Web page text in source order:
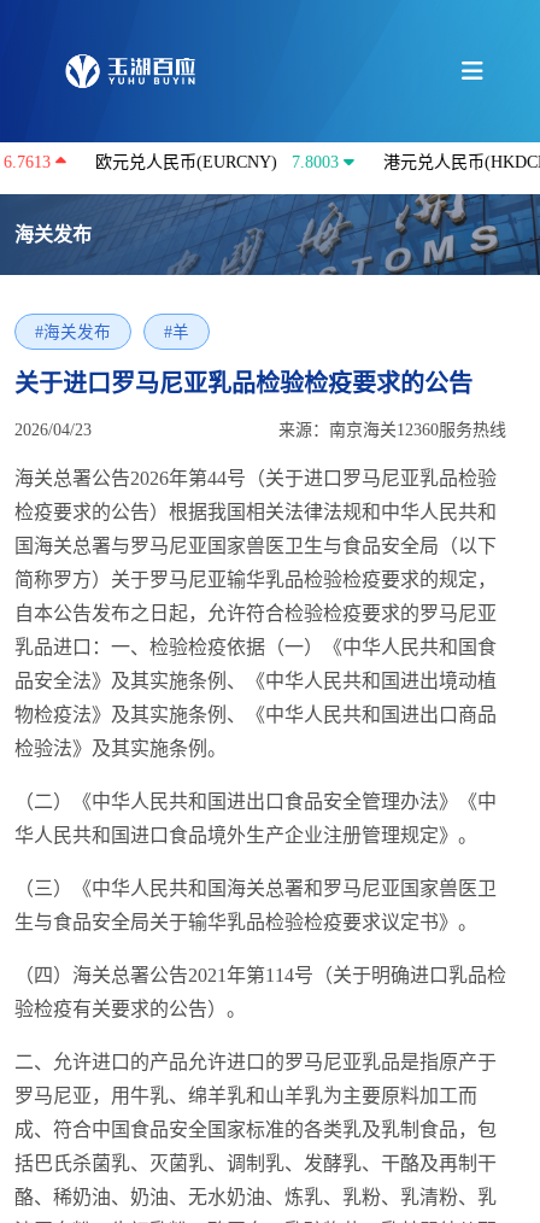
欧元兑人民币(EURCNY) 7.8003 港元兑人民币(HKDCNY)
海关发布
#海关发布 #羊
关于进口罗马尼亚乳品检验检疫要求的公告
2026/04/23 来源：南京海关12360服务热线
海关总署公告2026年第44号（关于进口罗马尼亚乳品检验
检疫要求的公告）根据我国相关法律法规和中华人民共和
国海关总署与罗马尼亚国家兽医卫生与食品安全局（以下
简称罗方）关于罗马尼亚输华乳品检验检疫要求的规定，
自本公告发布之日起，允许符合检验检疫要求的罗马尼亚
乳品进口：一、检验检疫依据（一）《中华人民共和国食
品安全法》及其实施条例、《中华人民共和国进出境动植
物检疫法》及其实施条例、《中华人民共和国进出口商品
检验法》及其实施条例。
（二）《中华人民共和国进出口食品安全管理办法》《中
华人民共和国进口食品境外生产企业注册管理规定》。
（三）《中华人民共和国海关总署和罗马尼亚国家兽医卫
生与食品安全局关于输华乳品检验检疫要求议定书》。
（四）海关总署公告2021年第114号（关于明确进口乳品检
验检疫有关要求的公告）。
二、允许进口的产品允许进口的罗马尼亚乳品是指原产于
罗马尼亚，用牛乳、绵羊乳和山羊乳为主要原料加工而
成、符合中国食品安全国家标准的各类乳及乳制食品，包
括巴氏杀菌乳、灭菌乳、调制乳、发酵乳、干酪及再制干
酪、稀奶油、奶油、无水奶油、炼乳、乳粉、乳清粉、乳